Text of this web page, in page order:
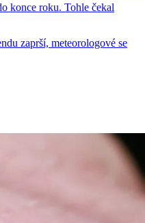
konce roku. Tohle čekal
zaprší, meteorologové se